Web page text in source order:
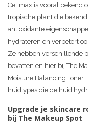
Celimax is vooral bekend
tropische plant die
antioxidante
hydrateren en verbetert
Ze hebben verschillende
bevatten en hier bij The
Moisture Balancing
huidtypes die de huid
Upgrade je skincare
bij The Makeup Spot